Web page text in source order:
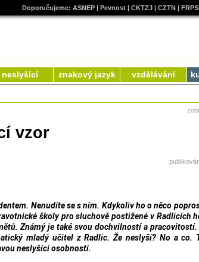
Doporučujeme: ASNEP| Pevnost| CKTZJ| CZTN|
neslyšící znakový jazyk vzdělávání
vzor
Nenudíte se s ním. Kdykoliv ho o něco
školy pro sluchově postižené v Radlicích
Známý je také svou dochvilností a
mladý učitel z Radlic. Že neslyší? No a co.
neslyšící osobností.